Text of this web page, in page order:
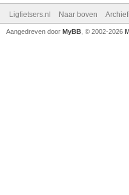
Ligfietsers.nl Naar boven
Aangedreven door MyBB , © 2002-2026